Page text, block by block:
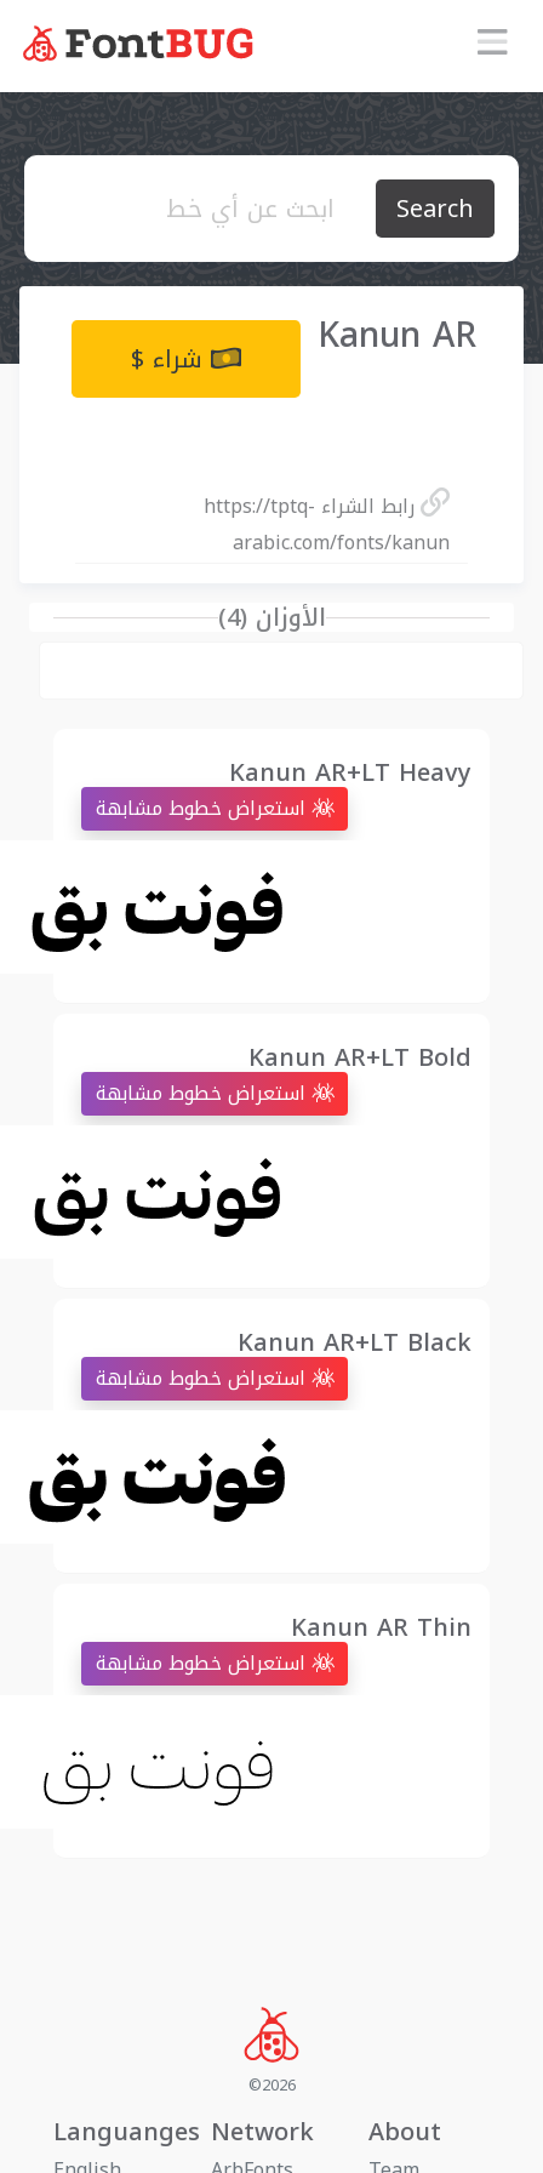
Search
Kanun AR شراء $
رابط الشراء https://tptq-
arabic.com/fonts/kanun
الأوزان (4)
Kanun AR+LT Heavy
Kanun AR+LT Bold
Kanun AR+LT Black
Kanun AR Thin
©2026
Languanges Network About